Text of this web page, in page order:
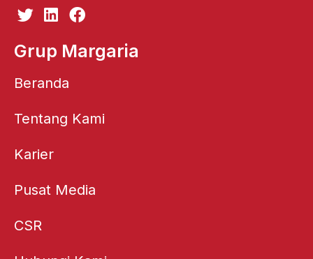
T
w
i
t
t
e
L
i
n
k
e
d
n
F
a
c
e
k
Grup Margaria
Beranda
Tentang Kami
Karier
Pusat Media
CSR